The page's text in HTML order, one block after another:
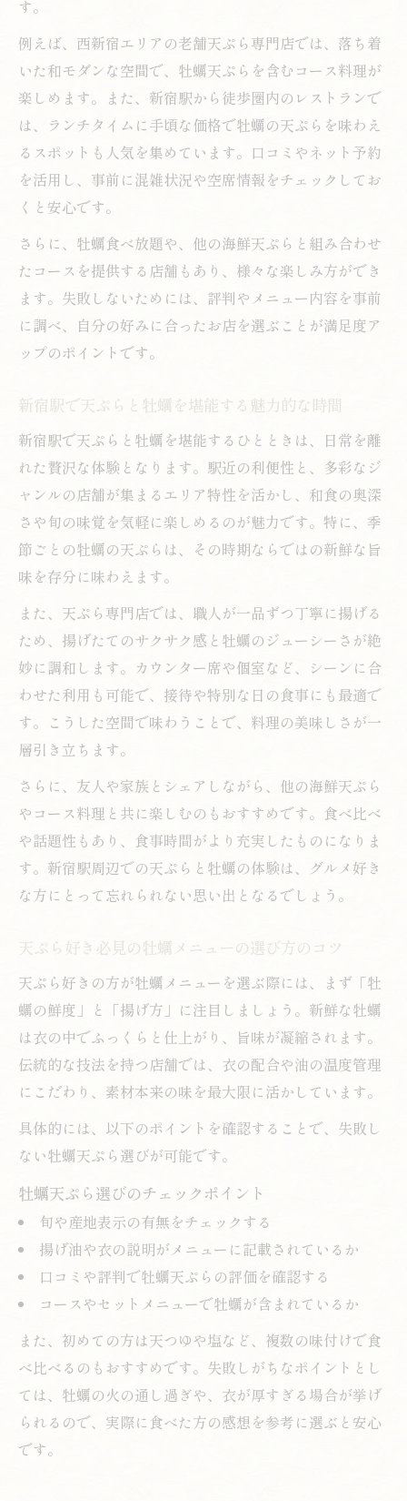
す。
例えば、西新宿エリアの老舗天ぷら専門店では、落ち着
いた和モダンな空間で、牡蠣天ぷらを含むコース料理が
楽しめます。また、新宿駅から徒歩圏内のレストランで
は、ランチタイムに手頃な価格で牡蠣の天ぷらを味わえ
るスポットも人気を集めています。口コミやネット予約
を活用し、事前に混雑状況や空席情報をチェックしてお
くと安心です。
さらに、牡蠣食べ放題や、他の海鮮天ぷらと組み合わせ
たコースを提供する店舗もあり、様々な楽しみ方ができ
ます。失敗しないためには、評判やメニュー内容を事前
に調べ、自分の好みに合ったお店を選ぶことが満足度ア
ップのポイントです。
新宿駅で天ぷらと牡蠣を堪能する魅力的な時間
新宿駅で天ぷらと牡蠣を堪能するひとときは、日常を離
れた贅沢な体験となります。駅近の利便性と、多彩なジ
ャンルの店舗が集まるエリア特性を活かし、和食の奥深
さや旬の味覚を気軽に楽しめるのが魅力です。特に、季
節ごとの牡蠣の天ぷらは、その時期ならではの新鮮な旨
味を存分に味わえます。
また、天ぷら専門店では、職人が一品ずつ丁寧に揚げる
ため、揚げたてのサクサク感と牡蠣のジューシーさが絶
妙に調和します。カウンター席や個室など、シーンに合
わせた利用も可能で、接待や特別な日の食事にも最適で
す。こうした空間で味わうことで、料理の美味しさが一
層引き立ちます。
さらに、友人や家族とシェアしながら、他の海鮮天ぷら
やコース料理と共に楽しむのもおすすめです。食べ比べ
や話題性もあり、食事時間がより充実したものになりま
す。新宿駅周辺での天ぷらと牡蠣の体験は、グルメ好き
な方にとって忘れられない思い出となるでしょう。
天ぷら好き必見の牡蠣メニューの選び方のコツ
天ぷら好きの方が牡蠣メニューを選ぶ際には、まず「牡
蠣の鮮度」と「揚げ方」に注目しましょう。新鮮な牡蠣
は衣の中でふっくらと仕上がり、旨味が凝縮されます。
伝統的な技法を持つ店舗では、衣の配合や油の温度管理
にこだわり、素材本来の味を最大限に活かしています。
具体的には、以下のポイントを確認することで、失敗し
ない牡蠣天ぷら選びが可能です。
牡蠣天ぷら選びのチェックポイント
旬や産地表示の有無をチェックする
揚げ油や衣の説明がメニューに記載されているか
口コミや評判で牡蠣天ぷらの評価を確認する
コースやセットメニューで牡蠣が含まれているか
また、初めての方は天つゆや塩など、複数の味付けで食
べ比べるのもおすすめです。失敗しがちなポイントとし
ては、牡蠣の火の通し過ぎや、衣が厚すぎる場合が挙げ
られるので、実際に食べた方の感想を参考に選ぶと安心
です。